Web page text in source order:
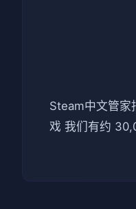
Steam中文管家
戏 我们有约